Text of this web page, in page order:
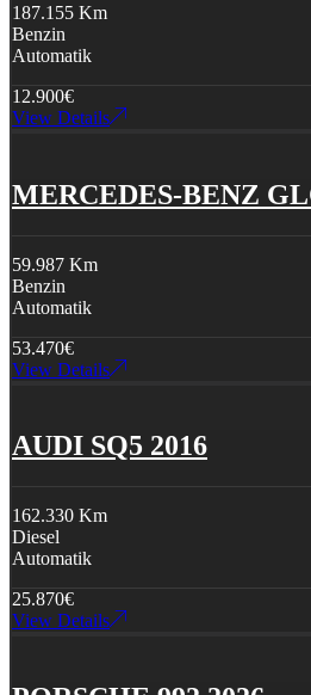
187.155 Km
Benzin
Automatik
12.900€
View Details
MERCEDES-BENZ
59.987 Km
Benzin
Automatik
53.470€
View Details
AUDI SQ5 2016
162.330 Km
Diesel
Automatik
25.870€
View Details